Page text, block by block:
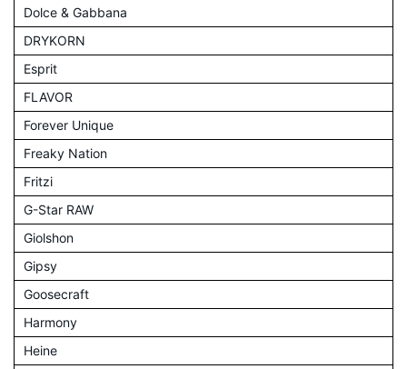
Dolce & Gabbana
DRYKORN
Esprit
FLAVOR
Forever Unique
Freaky Nation
Fritzi
G-Star RAW
Giolshon
Gipsy
Goosecraft
Harmony
Heine